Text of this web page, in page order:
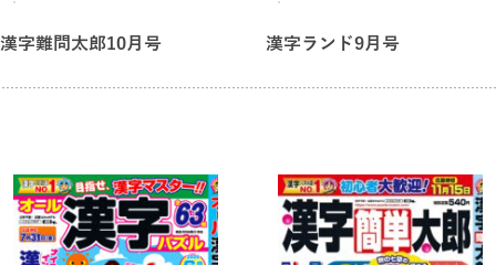
漢字難問太郎10月号 漢字ランド9月号